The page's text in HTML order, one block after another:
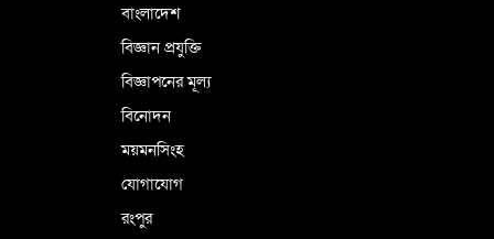
বাংলাদেশ
বিজ্ঞান প্রযুক্তি
বিজ্ঞাপনের মূল্য
বিনোদন
ময়মনসিংহ
যোগাযোগ
রংপুর